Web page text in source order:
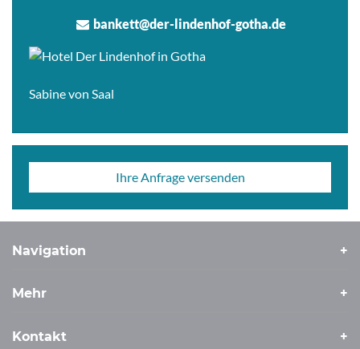
bankett@der-lindenhof-gotha.de
Sabine von Saal
Ihre Anfrage versenden
Navigation
Mehr
Kontakt